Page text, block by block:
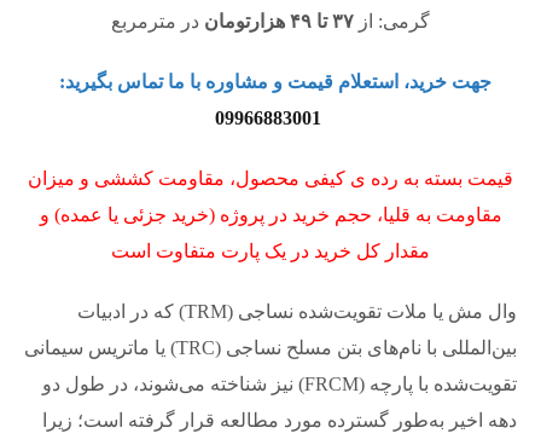
گرمی: از ۳۷ تا ۴۹ هزارتومان در مترمربع
جهت خرید، استعلام قیمت و مشاوره با ما تماس بگیرید:
09966883001
قیمت بسته به رده ی کیفی محصول، مقاومت کششی و میزان
مقاومت به قلیا، حجم خرید در پروژه (خرید جزئی یا عمده) و
مقدار کل خرید در یک پارت متفاوت است
وال مش یا ملات‌ تقویت‌شده نساجی (TRM) که در ادبیات
بین‌المللی با نام‌های بتن مسلح نساجی (TRC) یا ماتریس سیمانی
تقویت‌شده با پارچه (FRCM) نیز شناخته می‌شوند، در طول دو
دهه اخیر به‌طور گسترده مورد مطالعه قرار گرفته‌ است؛ زیرا